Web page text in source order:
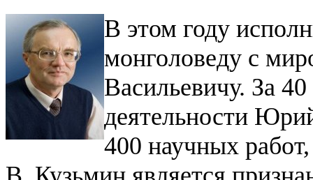
В этом году
монголоведу с
Васильевичу. За
деятельности
400 научных